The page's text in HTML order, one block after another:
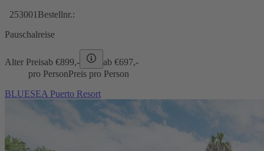
253001 Bestellnr.:
Pauschalreise
Alter Preisab €899,- ab €697,-
pro PersonPreis pro Person
BLUESEA Puerto Resort